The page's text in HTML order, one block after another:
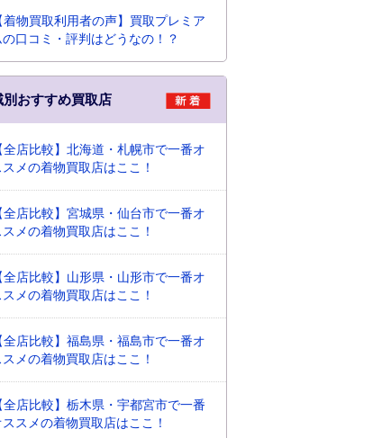
着物買取利用者の声】買取プレミア
の口コミ・評判はどうなの！？
別おすすめ買取店
全店比較】北海道・札幌市で一番オ
スメの着物買取店はここ！
全店比較】宮城県・仙台市で一番オ
スメの着物買取店はここ！
全店比較】山形県・山形市で一番オ
スメの着物買取店はここ！
全店比較】福島県・福島市で一番オ
スメの着物買取店はここ！
全店比較】栃木県・宇都宮市で一番
ススメの着物買取店はここ！